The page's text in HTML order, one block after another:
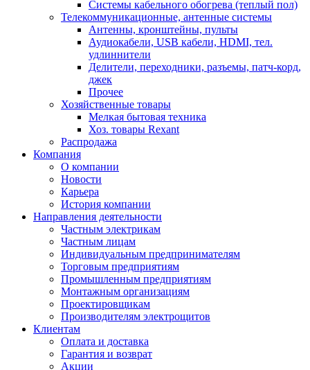
Системы кабельного обогрева (теплый пол)
Телекоммуникационные, антенные системы
Антенны, кронштейны, пульты
Аудиокабели, USB кабели, HDMI, тел.
удлиннители
Делители, переходники, разъемы, патч-корд,
джек
Прочее
Хозяйственные товары
Мелкая бытовая техника
Хоз. товары Rexant
Распродажа
Компания
О компании
Новости
Карьера
История компании
Направления деятельности
Частным электрикам
Частным лицам
Индивидуальным предпринимателям
Торговым предприятиям
Промышленным предприятиям
Монтажным организациям
Проектировщикам
Производителям электрощитов
Клиентам
Оплата и доставка
Гарантия и возврат
Акции